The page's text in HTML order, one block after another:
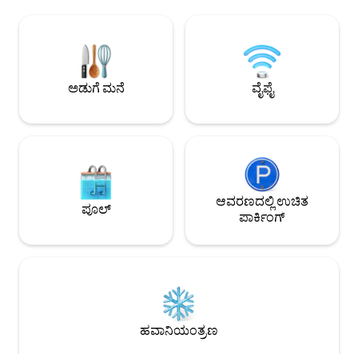
ಪಡೆಯಲು ಮತ್ತು ಸೂರ್ಯಾಸ್ತವನ್ನು ವೀಕ್ಷಿಸಲು ಖಾಸಗಿ
ಬಾಲ್ಕನಿ. ಕಡಲತೀರದ ರಿಯಾಯಿತಿಗಳಲ್ಲಿ ಸಮುದ್ರ
ಕಯಾಕ್‌ಗಳು, ಜೆಟ್ ಸ್ಕೀಗಳು, ಬೋಟಿಂಗ್ ಮತ್ತು
ಹೆಚ್ಚಿನವು ಸೇರಿವೆ.
ಪ್ರವೇಶವನ್ನು
ಮತ್ತು
ಫ್ಲೋರಿಡಾದ ಗಲ್ಫ್
ಸಾಹಸವನ್ನು ಬಯಸುವ
ಅಡುಗೆ ಮನೆ ವೈಫೈ
ಪೂಲ್
ಆವರಣದಲ್ಲಿ ಉಚಿತ
ಪಾರ್ಕಿಂಗ್
ಹವಾನಿಯಂತ್ರಣ